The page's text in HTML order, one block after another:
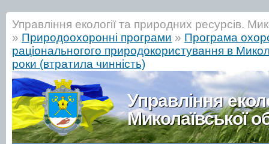
Управління екології та природних ресурсів.
» Природоохоронні програми » Програма
раціональногого природокористування в
роки (втратила чинність)
Управління
Миколаївської